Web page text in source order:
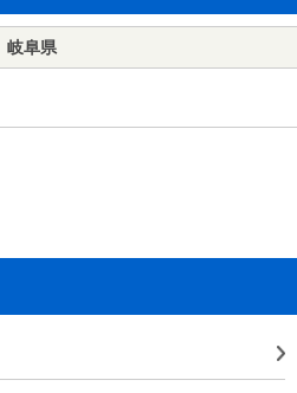
岐阜県